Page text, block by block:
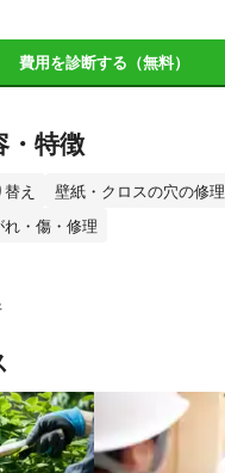
費用を診断する（無料）
・特徴
え
壁紙・クロスの穴の修理
・傷・修理